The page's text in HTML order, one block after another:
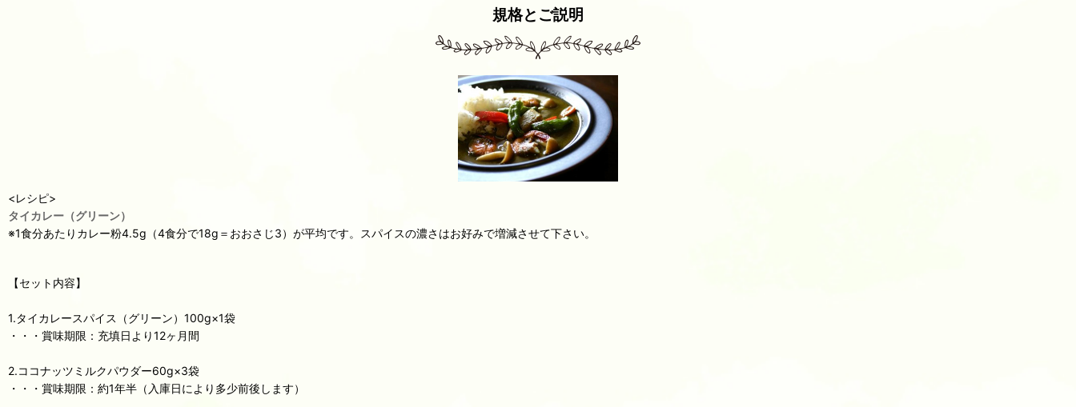
規格とご説明
<レシピ>
タイカレー（グリーン）
※1食分あたりカレー粉4.5g（4食分で18g＝おおさじ3）が平均です。スパイスの濃さはお好みで増減させて下さい。
【セット内容】
1.タイカレースパイス（グリーン）100g×1袋
・・・賞味期限：充填日より12ヶ月間
2.ココナッツミルクパウダー60g×3袋
・・・賞味期限：約1年半（入庫日により多少前後します）